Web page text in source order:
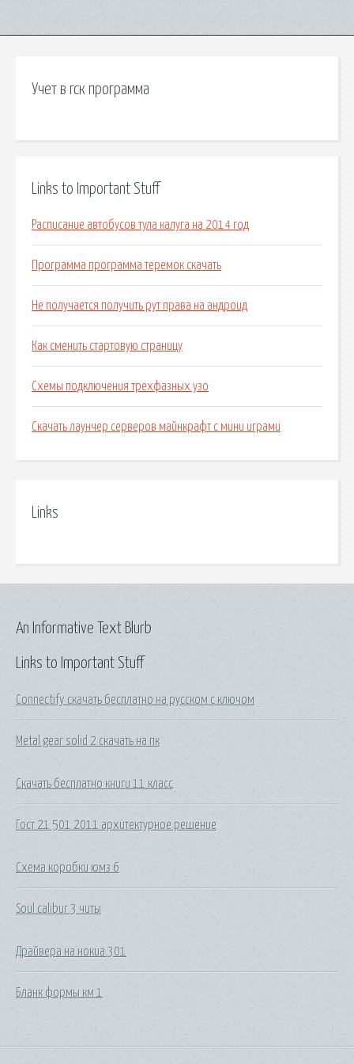
Учет в гск программа
Links to Important Stuff
Расписание автобусов тула калуга на 2014 год
Программа программа теремок скачать
Не получается получить рут права на андроид
Как сменить стартовую страницу
Схемы подключения трехфазных узо
Скачать лаунчер серверов майнкрафт с мини играми
Links
Links to Important Stuff
Connectify скачать бесплатно на русском с ключом
Metal gear solid 2 скачать на пк
Скачать бесплатно книги 11 класс
Гост 21 501 2011 архитектурное решение
Схема коробки юмз 6
Soul calibur 3 читы
Драйвера на нокиа 301
Бланк формы км 1
An Informative Text Blurb